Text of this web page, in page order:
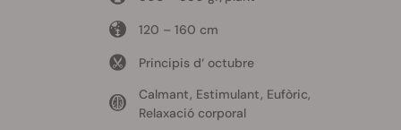
120 – 160 cm
Principis d‘ octubre
Calmant, Estimulant, Eufòric,
Relaxació corporal